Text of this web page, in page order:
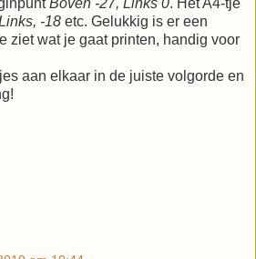
-18 etc. Gelukkig is er een
ziet wat je gaat printen, handig voor
aan elkaar in de juiste volgorde en